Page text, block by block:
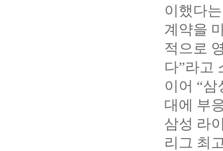
이했다
계약을
적으로
다”라고
이어 “
대에 부
삼성 라
리그 최